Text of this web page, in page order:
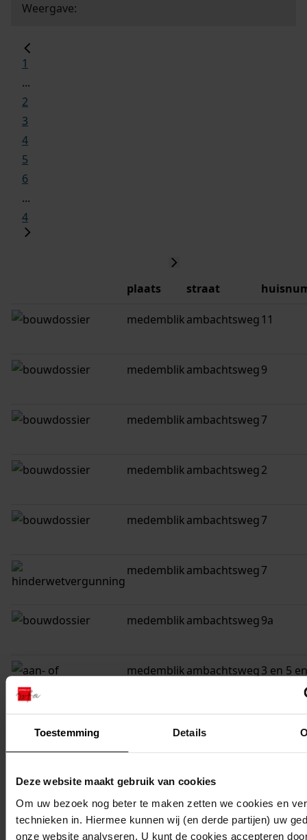
Toestemming Details
Deze website maakt gebruik van cookies
Om uw bezoek nog beter te maken zetten we cookies en
technieken in. Hiermee kunnen wij (en derde partijen) uw
onze website analyseren. U kunt de cookies accepteren
Weergave:
1
...
2
3
4
5
6
...
4
plaats straat
medemblikambachtsweg 11
medemblikambachtsweg9
medemblikambachtsweg7
medemblikambachtsweg2
medemblikambachtsweg7
medemblikambachtsweg7
medemblikambachtsweg9a
medemblikambachtsweg3 en 5 en
medemblikambachtsweg
medemblik ambachtsweg